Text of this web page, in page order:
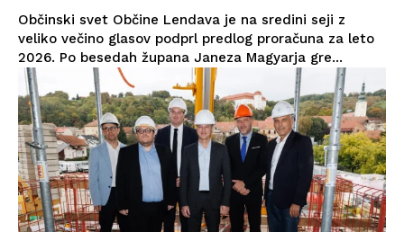
Občinski svet Občine Lendava je na sredini seji z
veliko večino glasov podprl predlog proračuna za leto
2026. Po besedah župana Janeza Magyarja gre...